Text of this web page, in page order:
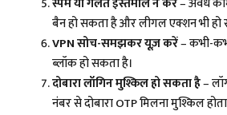
बैन हो सकता है और लीगल एक्शन भी हो
VPN सोच-समझकर यूज़ करें– कभी-
ब्लॉक हो सकता है।
दोबारा लॉगिन मुश्किल हो सकता है–
नंबर से दोबारा OTP मिलना मुश्किल